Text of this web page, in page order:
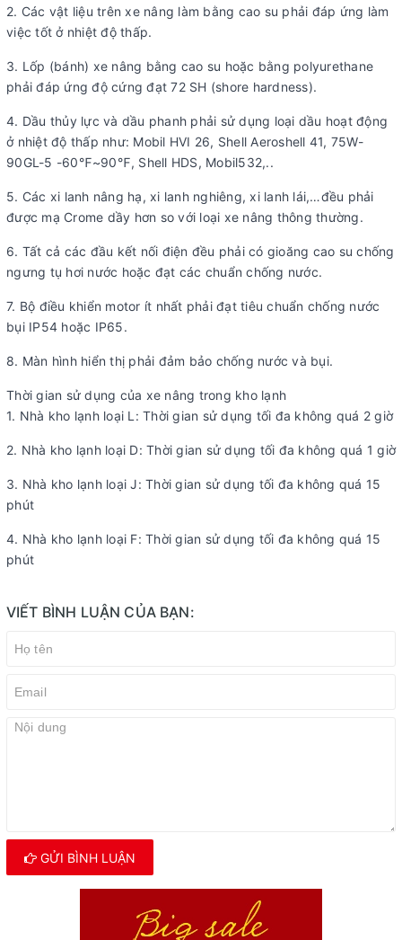
2. Các vật liệu trên xe nâng làm bằng cao su phải đáp ứng làm
việc tốt ở nhiệt độ thấp.
3. Lốp (bánh) xe nâng bằng cao su hoặc bằng polyurethane
phải đáp ứng độ cứng đạt 72 SH (shore hardness).
4. Dầu thủy lực và dầu phanh phải sử dụng loại dầu hoạt động
ở nhiệt độ thấp như: Mobil HVI 26, Shell Aeroshell 41, 75W-
90GL-5 -60℉~90℉, Shell HDS, Mobil532,..
5. Các xi lanh nâng hạ, xi lanh nghiêng, xi lanh lái,…đều phải
được mạ Crome dầy hơn so với loại xe nâng thông thường.
6. Tất cả các đầu kết nối điện đều phải có gioăng cao su chống
ngưng tụ hơi nước hoặc đạt các chuẩn chống nước.
7. Bộ điều khiển motor ít nhất phải đạt tiêu chuẩn chống nước
bụi IP54 hoặc IP65.
8. Màn hình hiển thị phải đảm bảo chống nước và bụi.
Thời gian sử dụng của xe nâng trong kho lạnh
1. Nhà kho lạnh loại L: Thời gian sử dụng tối đa không quá 2 giờ
2. Nhà kho lạnh loại D: Thời gian sử dụng tối đa không quá 1 giờ
3. Nhà kho lạnh loại J: Thời gian sử dụng tối đa không quá 15
phút
4. Nhà kho lạnh loại F: Thời gian sử dụng tối đa không quá 15
phút
VIẾT BÌNH LUẬN CỦA BẠN:
GỬI BÌNH LUẬN